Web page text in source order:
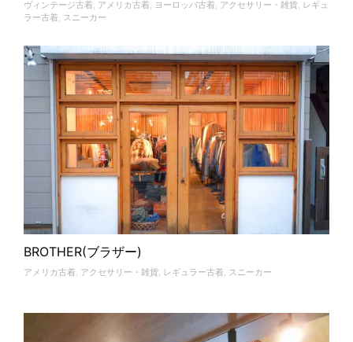
ヴィンテージ古着, アメリカ古着, ヨーロッパ古着, アクセサリー・雑貨, レギュ
ラー古着, スニーカー
BROTHER(ブラザー)
アメリカ古着, アクセサリー・雑貨, レギュラー古着, スニーカー